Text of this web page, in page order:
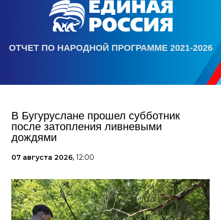
ОТЧЕТ ПО НАРОДНОЙ ПРОГРАММЕ 2021-2026
В Бугуруслане прошел субботник
после затопления ливневыми
дождями
07 августа 2026, 12:00